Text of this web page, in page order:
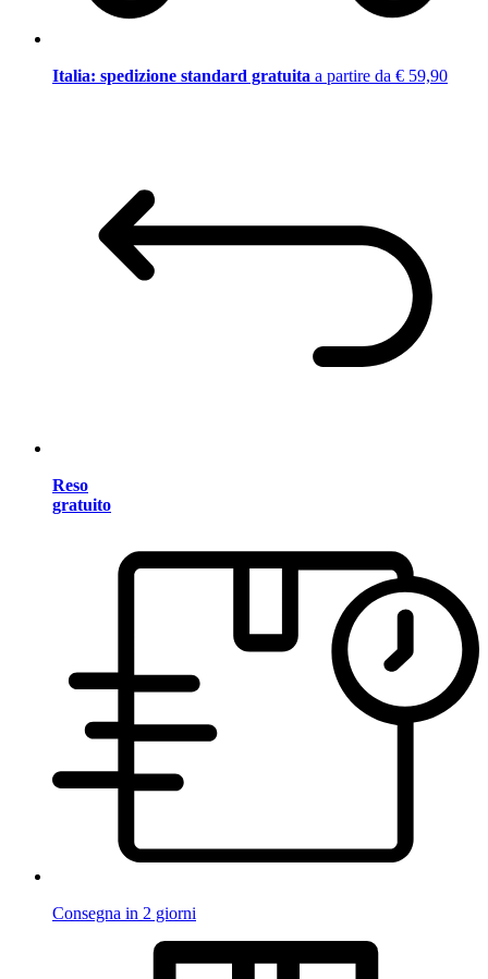
Italia: spedizione standard gratuita a partire da € 59,90
Reso
gratuito
Consegna in 2 giorni